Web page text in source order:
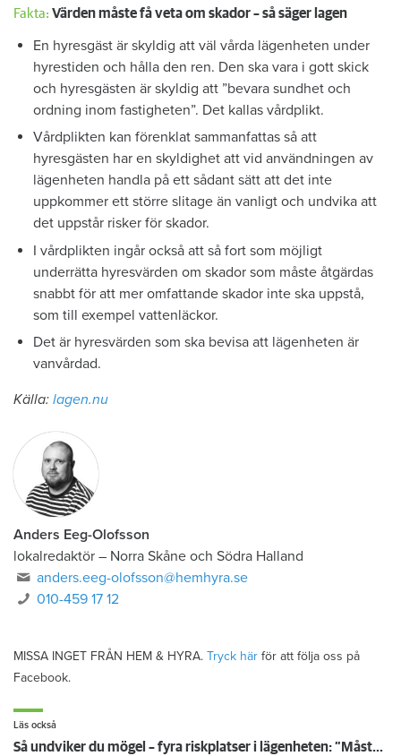
Fakta: Värden måste få veta om skador – så säger lagen
En hyresgäst är skyldig att väl vårda lägenheten under
hyrestiden och hålla den ren. Den ska vara i gott skick
och hyresgästen är skyldig att ”bevara sundhet och
ordning inom fastigheten”. Det kallas vårdplikt.
Vårdplikten kan förenklat sammanfattas så att
hyresgästen har en skyldighet att vid användningen av
lägenheten handla på ett sådant sätt att det inte
uppkommer ett större slitage än vanligt och undvika att
det uppstår risker för skador.
I vårdplikten ingår också att så fort som möjligt
underrätta hyresvärden om skador som måste åtgärdas
snabbt för att mer omfattande skador inte ska uppstå,
som till exempel vattenläckor.
Det är hyresvärden som ska bevisa att lägenheten är
vanvårdad.
Källa: lagen.nu
Anders Eeg-Olofsson
lokalredaktör – Norra Skåne och Södra Halland
anders.eeg-olofsson@hemhyra.se
010-459 17 12
MISSA INGET FRÅN HEM & HYRA. Tryck här för att följa oss på
Facebook.
Läs också
Så undviker du mögel – fyra riskplatser i lägenheten: ”Måste städa bort”